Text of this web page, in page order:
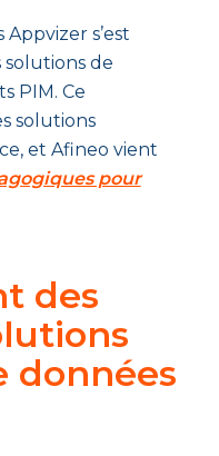
s’est
de
PIM. Ce
solutions
et Afineo vient
pour
des
données